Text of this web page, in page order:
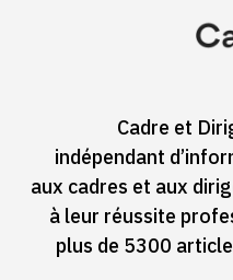
Cadre et
indépendant
aux cadres et aux
à leur réussite
plus de 5300